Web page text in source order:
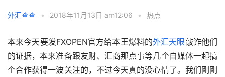
外汇查查 • 2018年11月13日 am12:06 • 热点
本来今天要发FXOPEN官方给本王爆料的外汇天眼敲诈他们
的证据，本来准备跟友财、汇商那点事等几个自媒体一起搞
个合作获得一波关注的，不过今天真的没心情了。我们刚刚